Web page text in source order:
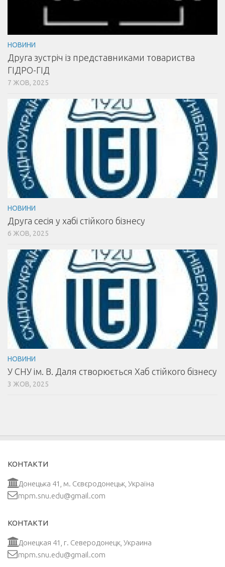
НОВИНИ
Друга зустріч із представниками товариства
ГІДРО-ГІД
7 ЖОВ, 2025
НОВИНИ
Друга сесія у хабі стійкого бізнесу
6 ЖОВ, 2025
НОВИНИ
У СНУ ім. В. Даля створюється Хаб стійкого бізнесу
3 ЖОВ, 2025
КОНТАКТИ
Донецька 41, м. Сєвєродонецьк, Україна
mpm.snu.edu@gmail.com
КОНТАКТИ
Донецкая 41, г. Северодонецк, Украина
mpm.snu.edu@gmail.com